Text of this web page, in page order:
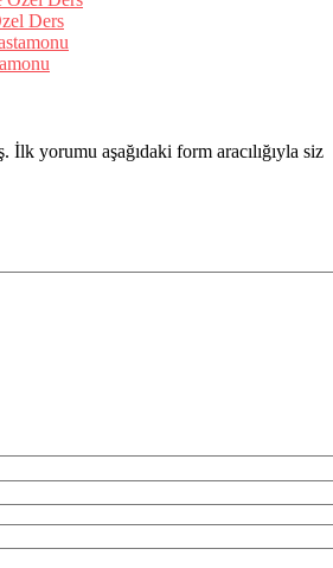
Ders
İlk yorumu aşağıdaki form aracılığıyla siz